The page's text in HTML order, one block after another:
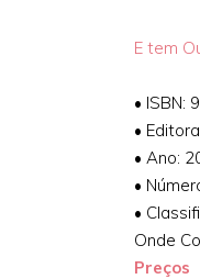
E tem
• ISBN:
•
• Ano:
•
•
Onde
Preços